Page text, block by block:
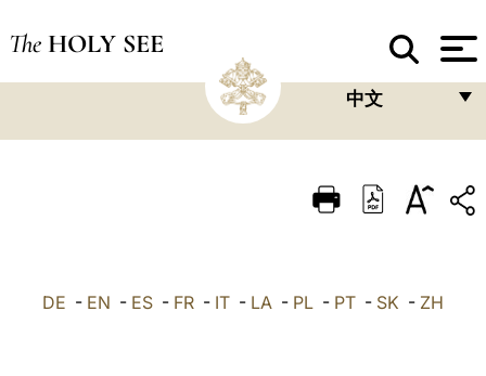
The HOLY SEE
中文
FRANÇAIS
ENGLISH
ESPAÑOL
DE - EN - ES - FR - IT - LA - PL - PT - SK - ZH